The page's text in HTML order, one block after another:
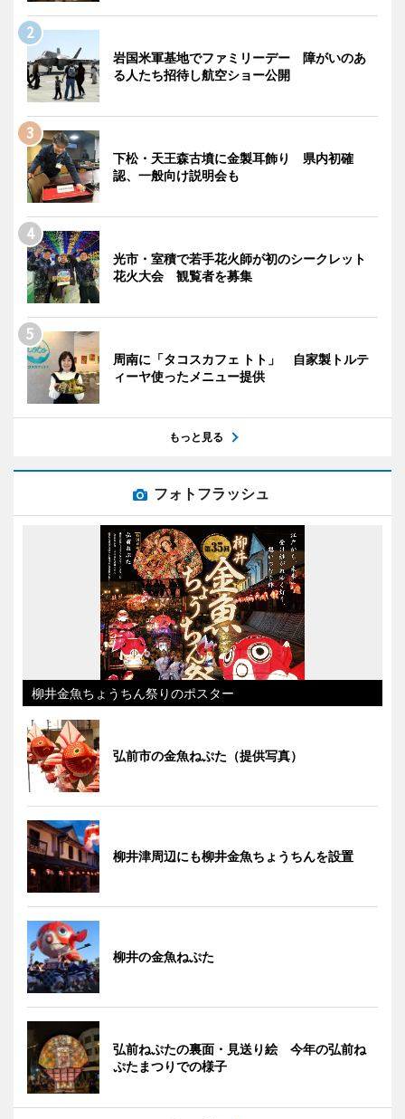
岩国米軍基地でファミリーデー 障がいのあ
る人たち招待し航空ショー公開
下松・天王森古墳に金製耳飾り 県内初確
認、一般向け説明会も
光市・室積で若手花火師が初のシークレット
花火大会 観覧者を募集
周南に「タコスカフェ トト」 自家製トルテ
ィーヤ使ったメニュー提供
もっと見る
フォトフラッシュ
柳井金魚ちょうちん祭りのポスター
弘前市の金魚ねぷた（提供写真）
柳井津周辺にも柳井金魚ちょうちんを設置
柳井の金魚ねぷた
弘前ねぷたの裏面・見送り絵 今年の弘前ね
ぷたまつりでの様子